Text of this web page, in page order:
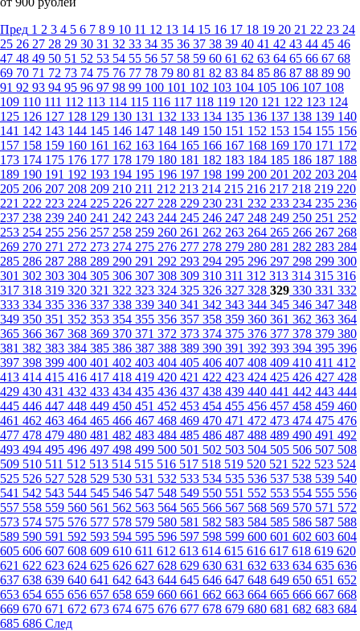
Пред 1 2 3 4 5 6 7 8 9 10 11 12 13 14 15 16 17 18 19 20 21 22 23 24
25 26 27 28 29 30 31 32 33 34 35 36 37 38 39 40 41 42 43 44 45 46
47 48 49 50 51 52 53 54 55 56 57 58 59 60 61 62 63 64 65 66 67 68
69 70 71 72 73 74 75 76 77 78 79 80 81 82 83 84 85 86 87 88 89 90
91 92 93 94 95 96 97 98 99 100 101 102 103 104 105 106 107 108
109 110 111 112 113 114 115 116 117 118 119 120 121 122 123 124
125 126 127 128 129 130 131 132 133 134 135 136 137 138 139 140
141 142 143 144 145 146 147 148 149 150 151 152 153 154 155 156
157 158 159 160 161 162 163 164 165 166 167 168 169 170 171 172
173 174 175 176 177 178 179 180 181 182 183 184 185 186 187 188
189 190 191 192 193 194 195 196 197 198 199 200 201 202 203 204
205 206 207 208 209 210 211 212 213 214 215 216 217 218 219 220
221 222 223 224 225 226 227 228 229 230 231 232 233 234 235 236
237 238 239 240 241 242 243 244 245 246 247 248 249 250 251 252
253 254 255 256 257 258 259 260 261 262 263 264 265 266 267 268
269 270 271 272 273 274 275 276 277 278 279 280 281 282 283 284
285 286 287 288 289 290 291 292 293 294 295 296 297 298 299 300
301 302 303 304 305 306 307 308 309 310 311 312 313 314 315 316
317 318 319 320 321 322 323 324 325 326 327 328 329 330 331 332
333 334 335 336 337 338 339 340 341 342 343 344 345 346 347 348
349 350 351 352 353 354 355 356 357 358 359 360 361 362 363 364
365 366 367 368 369 370 371 372 373 374 375 376 377 378 379 380
381 382 383 384 385 386 387 388 389 390 391 392 393 394 395 396
397 398 399 400 401 402 403 404 405 406 407 408 409 410 411 412
413 414 415 416 417 418 419 420 421 422 423 424 425 426 427 428
429 430 431 432 433 434 435 436 437 438 439 440 441 442 443 444
445 446 447 448 449 450 451 452 453 454 455 456 457 458 459 460
461 462 463 464 465 466 467 468 469 470 471 472 473 474 475 476
477 478 479 480 481 482 483 484 485 486 487 488 489 490 491 492
493 494 495 496 497 498 499 500 501 502 503 504 505 506 507 508
509 510 511 512 513 514 515 516 517 518 519 520 521 522 523 524
525 526 527 528 529 530 531 532 533 534 535 536 537 538 539 540
541 542 543 544 545 546 547 548 549 550 551 552 553 554 555 556
557 558 559 560 561 562 563 564 565 566 567 568 569 570 571 572
573 574 575 576 577 578 579 580 581 582 583 584 585 586 587 588
589 590 591 592 593 594 595 596 597 598 599 600 601 602 603 604
605 606 607 608 609 610 611 612 613 614 615 616 617 618 619 620
621 622 623 624 625 626 627 628 629 630 631 632 633 634 635 636
637 638 639 640 641 642 643 644 645 646 647 648 649 650 651 652
653 654 655 656 657 658 659 660 661 662 663 664 665 666 667 668
669 670 671 672 673 674 675 676 677 678 679 680 681 682 683 684
685 686 След